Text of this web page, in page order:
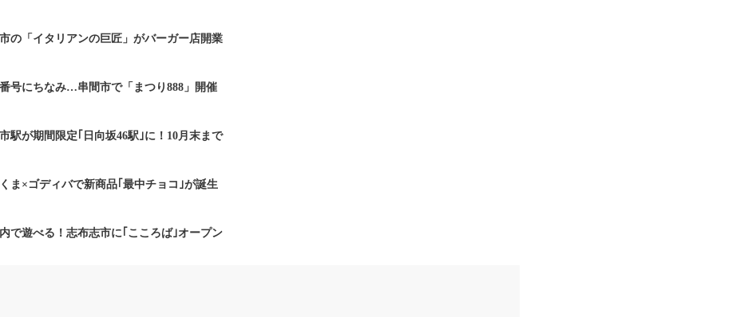
市の「イタリアンの巨匠」がバーガー店開業
番号にちなみ…串間市で「まつり888」開催
駅が期間限定｢日向坂46駅｣に！10月末まで
くま×ゴディバで新商品｢最中チョコ｣が誕生
内で遊べる！志布志市に｢こころば｣オープン